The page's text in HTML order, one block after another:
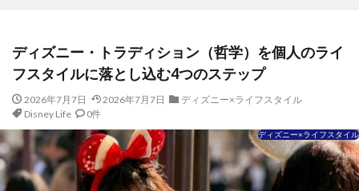
ディズニー・トラディション（哲学）を個人のライ
フスタイルに落とし込む4つのステップ
2026年7月7日 2026年7月7日
ディズニー×ライフスタイル
Disney Life
0件
ディズニー×ライフスタイル